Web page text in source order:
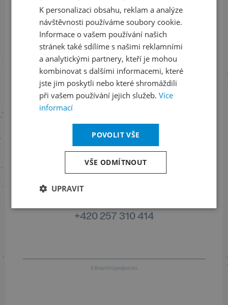
ODEBÍRAT NEWSLETTER
Sledujte nás na sociálních sítích
LinkedIn
flickr
Informace o stavu objednávek
+420 461 049 232
Informace o programu
+420 257 310 414
S finanční podporou
ENGLISH
K personalizaci obsahu, reklam a analýze
návštěvnosti používáme soubory cookie.
Informace o vašem používání našich
stránek také sdílíme s našimi reklamními
a analytickými partnery, kteří je mohou
kombinovat s dalšími informacemi, které
jste jim poskytli nebo které shromáždili
při vašem používání jejich služeb. Více
informací
POVOLIT VŠE
VŠE ODMÍTNOUT
UPRAVIT